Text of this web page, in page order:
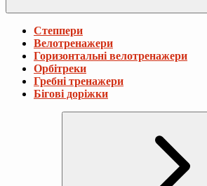
Степпери
Велотренажери
Горизонтальні велотренажери
Орбітреки
Гребні тренажери
Бігові доріжки